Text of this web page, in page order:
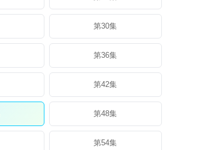
第30集
第36集
第42集
第48集
第54集